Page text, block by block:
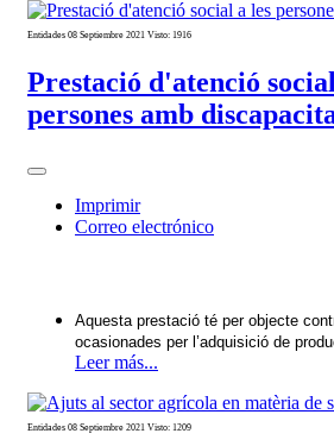
Entidades 08 Septiembre 2021 Visto: 1916
Prestació d'atenció
persones amb
Imprimir
Correo electrónico
Aquesta prestació té per objecte
ocasionades per l’adquisició de
Leer más...
Entidades 08 Septiembre 2021 Visto: 1209